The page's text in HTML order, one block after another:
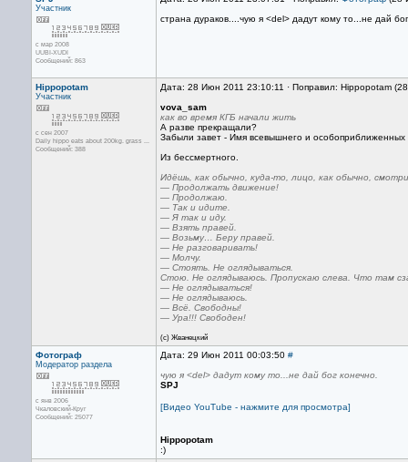
Участник
с мар 2008
UUBI-XUDI
Сообщений: 863
страна дураков....чую я <del> дадут кому то...не дай
Hippopotam
Участник
с сен 2007
Daily hippo eats about 200kg. grass ...
Сообщений: 388
Дата: 28 Июн 2011 23:10:11 · Поправил: Hippopotam
vova_sam
как во время КГБ начали жить
А разве прекращали?
Забыли завет - Имя всевышнего и особоприближенных
Из бессмертного.
Идёшь, как обычно, куда-то, лицо, как обычно,
— Продолжать движение!
— Продолжаю.
— Так и идите.
— Я так и иду.
— Взять правей.
— Возьму… Беру правей.
— Не разговаривать!
— Молчу.
— Стоять. Не оглядываться.
Стою. Не оглядываюсь. Пропускаю слева. Что там
— Не оглядываться!
— Не оглядываюсь.
— Всё. Свободны!
— Ура!!! Свободен!
(с) Жванецкий
Фотограф
Модератор раздела
с янв 2006
Чкаловский-Круг
Сообщений: 25077
Дата: 29 Июн 2011 00:03:50 #
чую я <del> дадут кому то...не дай бог конечно.
SPJ
[Видео YouTube - нажмите для просмотра]
Hippopotam
:)